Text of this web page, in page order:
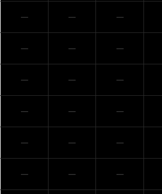
─ ─ ─
─ ─ ─
─ ─ ─
─ ─ ─
─ ─ ─
─ ─ ─